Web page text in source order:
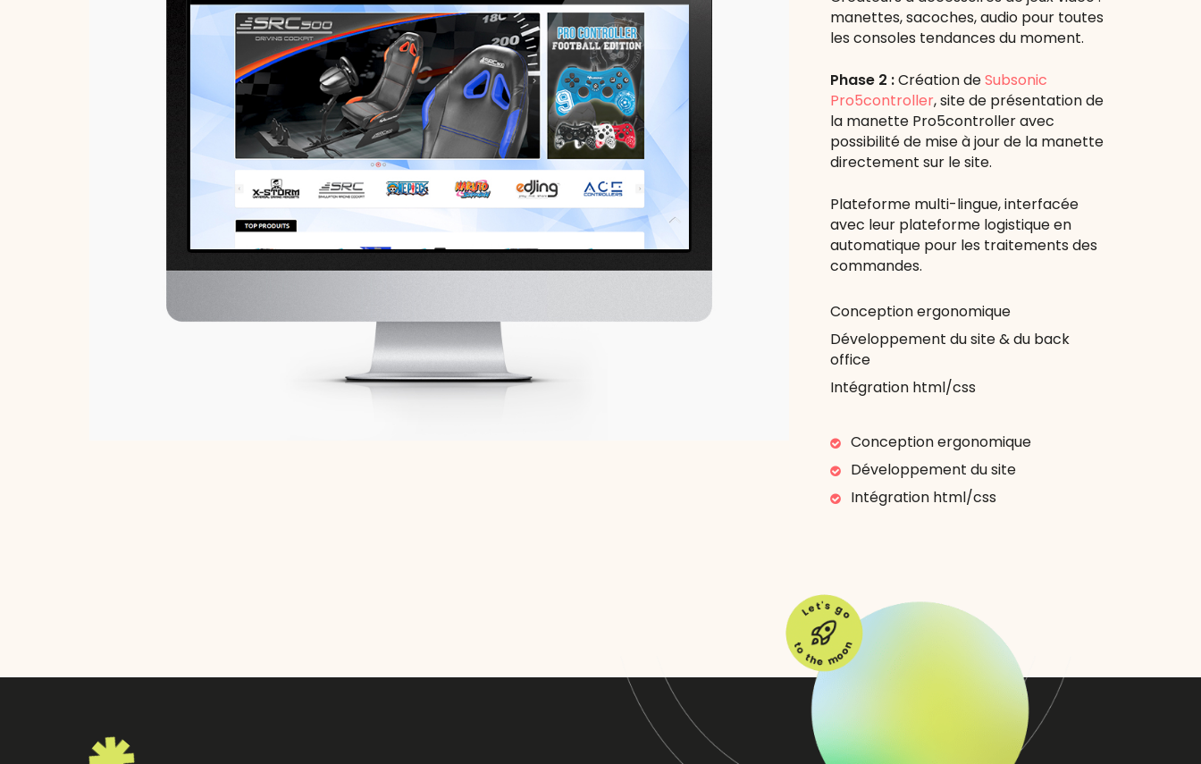
manettes, sacoches, audio pour toutes
les consoles tendances du moment.
Phase 2 :Création deSubsonic
Pro5controller, site de présentation de
la manette Pro5controller avec
possibilité de mise à jour de la manette
directement sur le site.
Plateforme multi-lingue, interfacée
avec leur plateforme logistique en
automatique pour les traitements des
commandes.
Conception ergonomique
Développement du site & du back
office
Intégration html/css
Conception ergonomique
Développement du site
Intégration html/css